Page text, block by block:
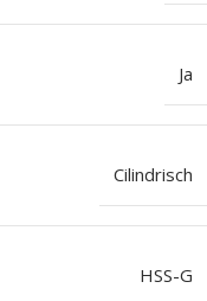
Ja
Cilindrisch
HSS-G